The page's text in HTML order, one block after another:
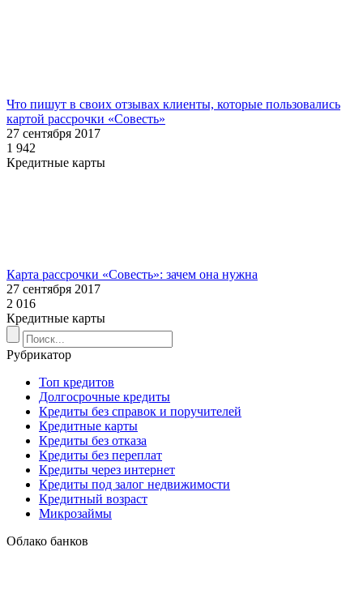
Что пишут в своих отзывах клиенты, которые пользовались
картой рассрочки «Совесть»
27 сентября 2017
1 942
Кредитные карты
Карта рассрочки «Совесть»: зачем она нужна
27 сентября 2017
2 016
Кредитные карты
Рубрикатор
Топ кредитов
Долгосрочные кредиты
Кредиты без справок и поручителей
Кредитные карты
Кредиты без отказа
Кредиты без переплат
Кредиты через интернет
Кредиты под залог недвижимости
Кредитный возраст
Микрозаймы
Облако банков